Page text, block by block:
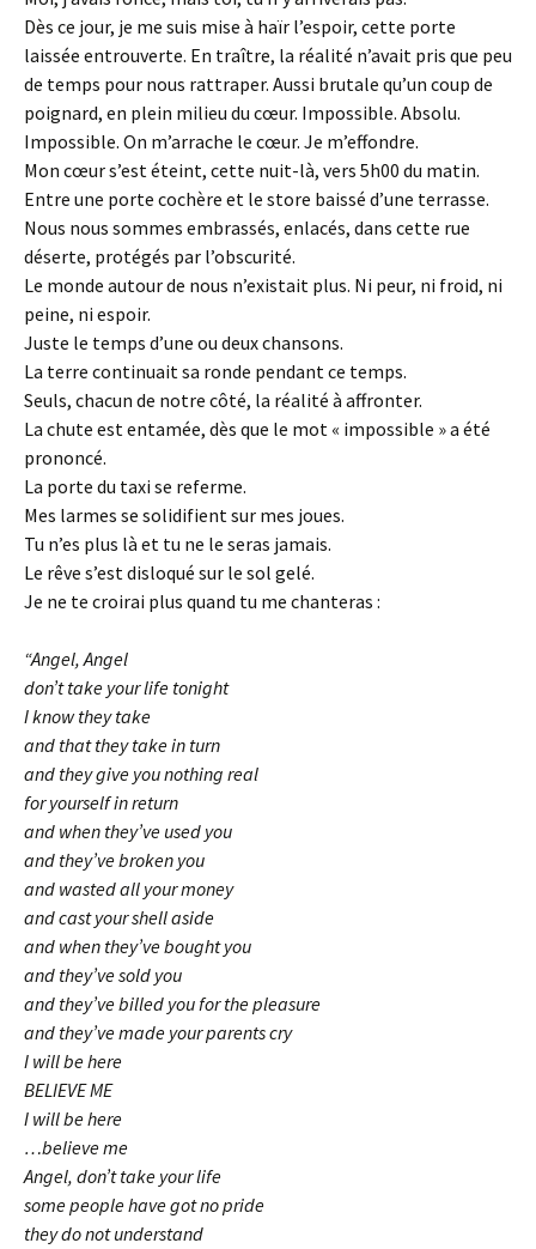
Dès ce jour, je me suis mise à haïr l’espoir, cette porte
laissée entrouverte. En traître, la réalité n’avait pris que peu
de temps pour nous rattraper. Aussi brutale qu’un coup de
poignard, en plein milieu du cœur. Impossible. Absolu.
Impossible. On m’arrache le cœur. Je m’effondre.
Mon cœur s’est éteint, cette nuit-là, vers 5h00 du matin.
Entre une porte cochère et le store baissé d’une terrasse.
Nous nous sommes embrassés, enlacés, dans cette rue
déserte, protégés par l’obscurité.
Le monde autour de nous n’existait plus. Ni peur, ni froid, ni
peine, ni espoir.
Juste le temps d’une ou deux chansons.
La terre continuait sa ronde pendant ce temps.
Seuls, chacun de notre côté, la réalité à affronter.
La chute est entamée, dès que le mot « impossible » a été
prononcé.
La porte du taxi se referme.
Mes larmes se solidifient sur mes joues.
Tu n’es plus là et tu ne le seras jamais.
Le rêve s’est disloqué sur le sol gelé.
Je ne te croirai plus quand tu me chanteras :
“Angel, Angel
don’t take your life tonight
I know they take
and that they take in turn
and they give you nothing real
for yourself in return
and when they’ve used you
and they’ve broken you
and wasted all your money
and cast your shell aside
and when they’ve bought you
and they’ve sold you
and they’ve billed you for the pleasure
and they’ve made your parents cry
I will be here
BELIEVE ME
I will be here
…believe me
Angel, don’t take your life
some people have got no pride
they do not understand